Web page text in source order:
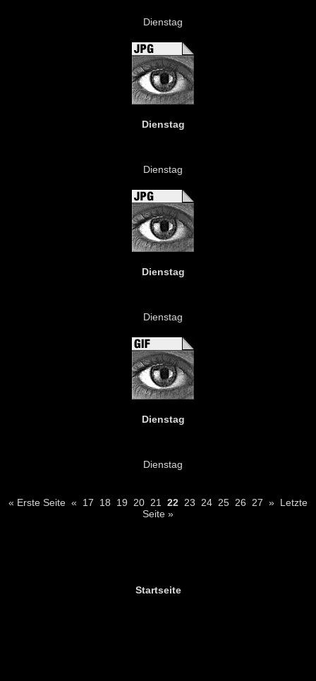
Dienstag
Dienstag
Dienstag
Dienstag
Dienstag
Dienstag
Dienstag
« Erste Seite « 17 18 19 20 21 22 23 24 25 26 27 » Letzte
Seite »
Startseite